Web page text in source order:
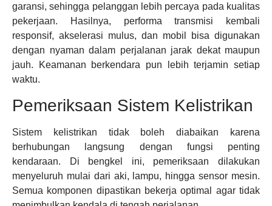
garansi, sehingga pelanggan lebih percaya pada kualitas
pekerjaan. Hasilnya, performa transmisi kembali
responsif, akselerasi mulus, dan mobil bisa digunakan
dengan nyaman dalam perjalanan jarak dekat maupun
jauh. Keamanan berkendara pun lebih terjamin setiap
waktu.
Pemeriksaan Sistem Kelistrikan
Sistem kelistrikan tidak boleh diabaikan karena
berhubungan langsung dengan fungsi penting
kendaraan. Di bengkel ini, pemeriksaan dilakukan
menyeluruh mulai dari aki, lampu, hingga sensor mesin.
Semua komponen dipastikan bekerja optimal agar tidak